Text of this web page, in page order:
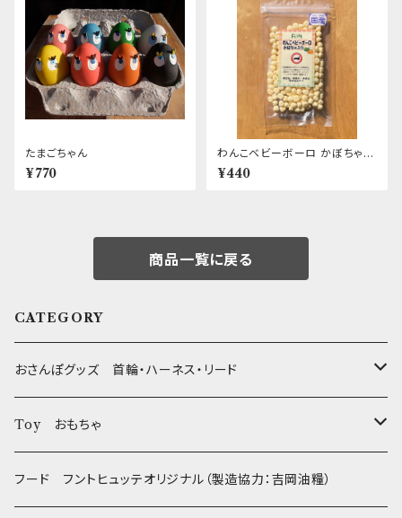
たまごちゃん
¥770
わんこベビーボーロ かぼちゃ&
カルシウム入り First
¥440
商品一覧に戻る
CATEGORY
おさんぽグッズ 首輪・ハーネス・リード
フントヒュッテオリジナル Gold
Sサイズ(テープ幅1.5cm) _ 首輪&リードセット
フントヒュッテオリジナル Silver(販売終了)
Toy おもちゃ
たまごちゃん
フード フントヒュッテオリジナル（製造協力：吉岡油糧）